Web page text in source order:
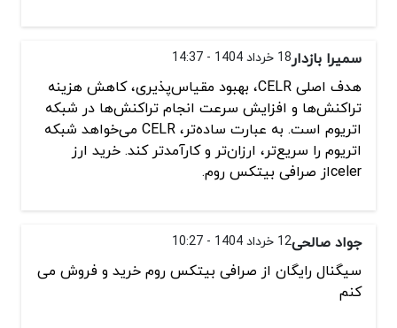
سمیرا بازدار18 خرداد 1404 - 14:37
هدف اصلی CELR، بهبود مقیاس‌پذیری، کاهش هزینه
تراکنش‌ها و افزایش سرعت انجام تراکنش‌ها در شبکه
اتریوم است. به عبارت ساده‌تر، CELR می‌خواهد شبکه
اتریوم را سریع‌تر، ارزان‌تر و کارآمدتر کند. خرید ارز
celerاز صرافی بیتکس روم.
جواد صالحی12 خرداد 1404 - 10:27
سیگنال رایگان از صرافی بیتکس روم خرید و فروش می
کنم